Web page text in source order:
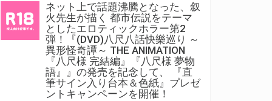
ネット上で話題沸騰となった、叙
火先生が描く 都市伝説をテーマ
としたエロティックホラー第2
弾！『(DVD)八尺八話快樂巡り ～
異形怪奇譚～ THE ANIMATION
『八尺様 完結編』『八尺様 夢物
語』』の発売を記念して、 『直
筆サイン入り台本＆色紙』プレゼ
ントキャンペーンを開催！